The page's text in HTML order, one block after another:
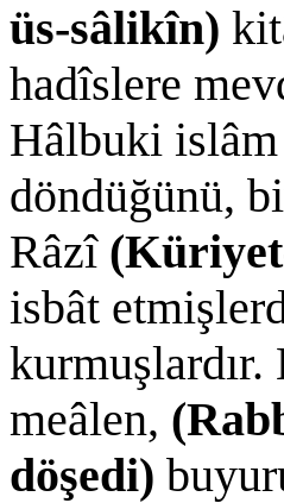
üs-sâlikîn)
hadîslere
Hâlbuki
döndüğünü,
Râzî
isbât
meâlen,
döşedi)